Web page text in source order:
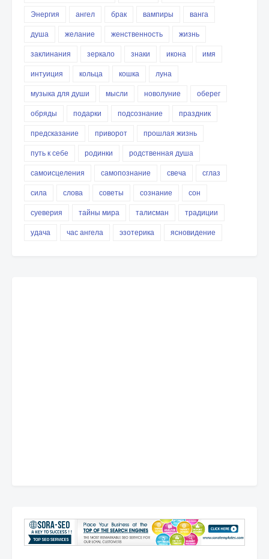
Энергия
ангел брак вампиры
ванга
душа
желание женственность
жизнь
заклинания
зеркало знаки икона
имя
интуиция
кольца кошка
луна
музыка для души
мысли новолуние
оберег
обряды
подарки подсознание
праздник
предсказание
приворот
прошлая жизнь
путь к себе
родинки
родственная душа
самоисцеления
самопознание свеча
сглаз
сила
слова советы сознание
сон
суеверия
тайны мира талисман
традиции
удача
час ангела эзотерика ясновидение